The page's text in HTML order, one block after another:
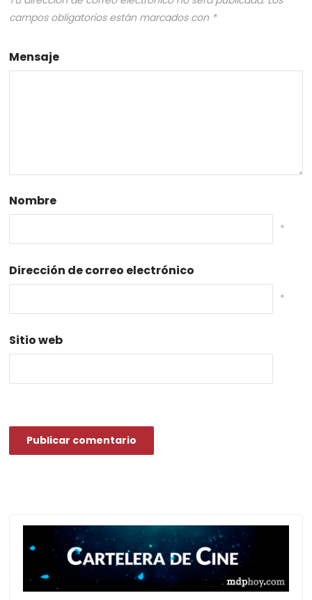
campos obligatorios están marcados con *
Mensaje
Nombre
*
Dirección de correo electrónico
*
Sitio web